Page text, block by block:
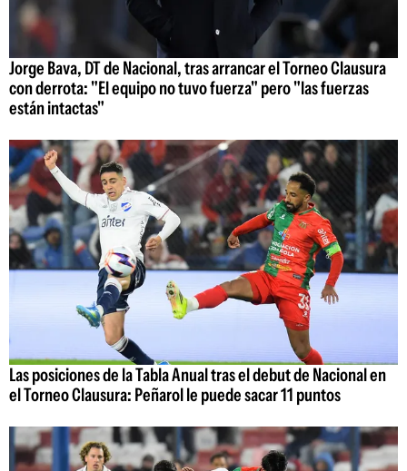
Jorge Bava, DT de Nacional, tras arrancar el Torneo Clausura
con derrota: "El equipo no tuvo fuerza" pero "las fuerzas
están intactas"
Las posiciones de la Tabla Anual tras el debut de Nacional en
el Torneo Clausura: Peñarol le puede sacar 11 puntos